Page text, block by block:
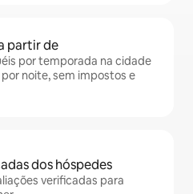
partir de
por temporada na cidade
noite, sem impostos e
dos hóspedes
verificadas para